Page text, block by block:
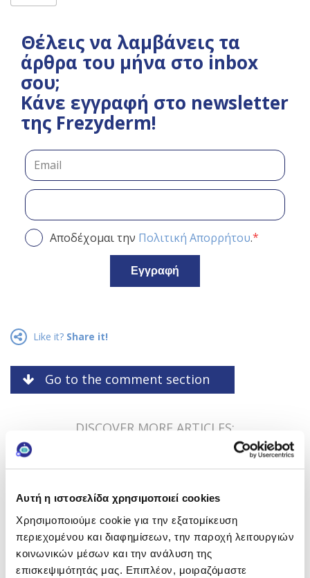
Αυτή η ιστοσελίδα χρησιμοποιεί cookies
Χρησιμοποιούμε cookie για την εξατομίκευση
περιεχομένου και διαφημίσεων, την παροχή λειτουργιών
κοινωνικών μέσων και την ανάλυση της
επισκεψιμότητάς μας. Επιπλέον, μοιραζόμαστε
Θέλεις να λαμβάνεις τα
άρθρα του μήνα στο inbox
σου;
Κάνε εγγραφή στο newsletter
της Frezyderm!
Αποδέχομαι την Πολιτική Απορρήτου.*
Εγγραφή
Like it? Share it!
Go to the comment section
DISCOVER MORE ARTICLES:
Ζέστη: Πώς να την Αντιμετωπίσετε